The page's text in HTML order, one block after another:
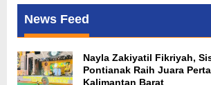
News Feed
Nayla Zakiyatil Fikriyah,
Pontianak Raih Juara
Kalimantan Barat